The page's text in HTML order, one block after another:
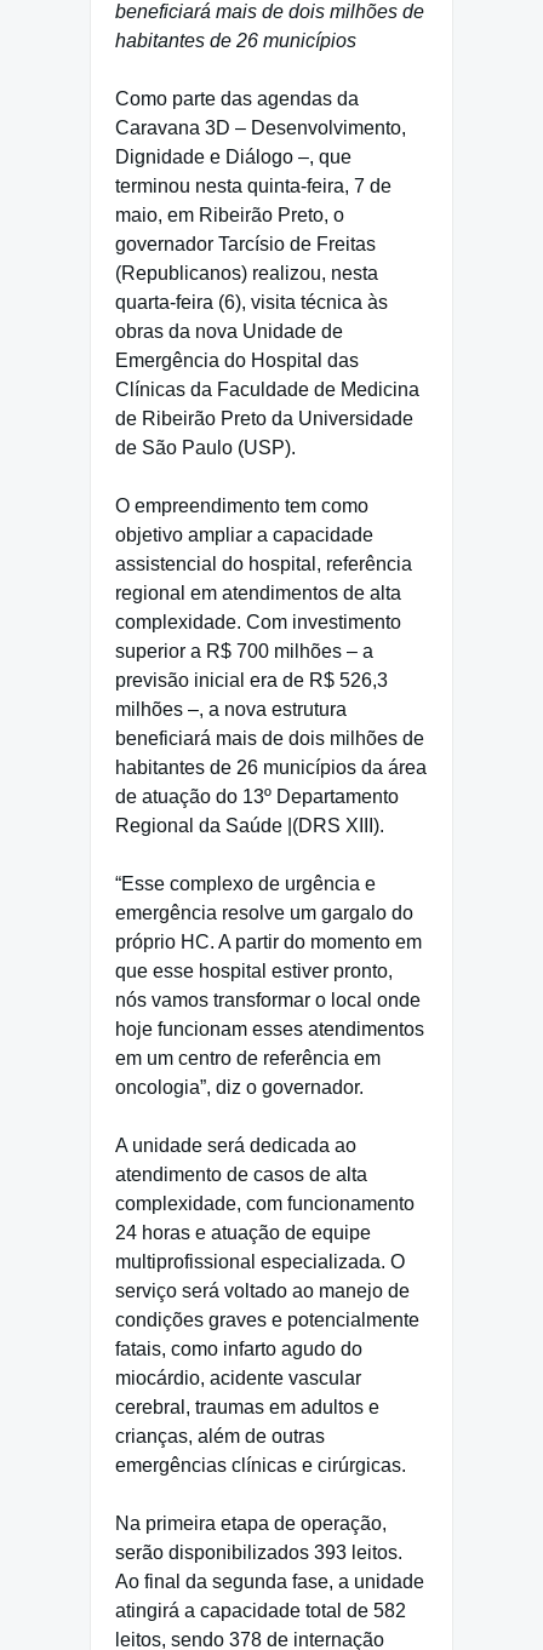
beneficiará mais de dois milhões de
habitantes de 26 municípios
Como parte das agendas da
Caravana 3D – Desenvolvimento,
Dignidade e Diálogo –, que
terminou nesta quinta-feira, 7 de
maio, em Ribeirão Preto, o
governador Tarcísio de Freitas
(Republicanos) realizou, nesta
quarta-feira (6), visita técnica às
obras da nova Unidade de
Emergência do Hospital das
Clínicas da Faculdade de Medicina
de Ribeirão Preto da Universidade
de São Paulo (USP).
O empreendimento tem como
objetivo ampliar a capacidade
assistencial do hospital, referência
regional em atendimentos de alta
complexidade. Com investimento
superior a R$ 700 milhões – a
previsão inicial era de R$ 526,3
milhões –, a nova estrutura
beneficiará mais de dois milhões de
habitantes de 26 municípios da área
de atuação do 13º Departamento
Regional da Saúde |(DRS XIII).
“Esse complexo de urgência e
emergência resolve um gargalo do
próprio HC. A partir do momento em
que esse hospital estiver pronto,
nós vamos transformar o local onde
hoje funcionam esses atendimentos
em um centro de referência em
oncologia”, diz o governador.
A unidade será dedicada ao
atendimento de casos de alta
complexidade, com funcionamento
24 horas e atuação de equipe
multiprofissional especializada. O
serviço será voltado ao manejo de
condições graves e potencialmente
fatais, como infarto agudo do
miocárdio, acidente vascular
cerebral, traumas em adultos e
crianças, além de outras
emergências clínicas e cirúrgicas.
Na primeira etapa de operação,
serão disponibilizados 393 leitos.
Ao final da segunda fase, a unidade
atingirá a capacidade total de 582
leitos, sendo 378 de internação